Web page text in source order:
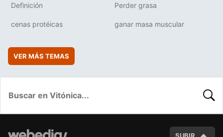
Definición Perder grasa
cenas protéicas ganar masa muscular
VER MÁS TEMAS
SUBIR